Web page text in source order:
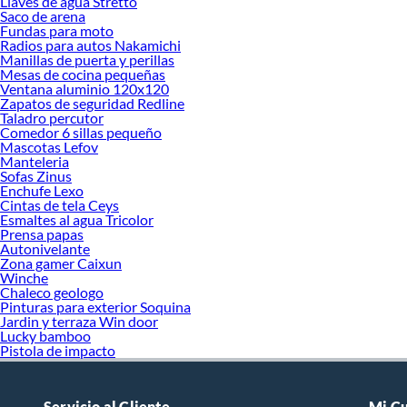
Saco de arena
Fundas para moto
Radios para autos Nakamichi
Manillas de puerta y perillas
Mesas de cocina pequeñas
Ventana aluminio 120x120
Zapatos de seguridad Redline
Taladro percutor
Comedor 6 sillas pequeño
Mascotas Lefov
Manteleria
Sofas Zinus
Enchufe Lexo
Cintas de tela Ceys
Esmaltes al agua Tricolor
Prensa papas
Autonivelante
Zona gamer Caixun
Winche
Chaleco geologo
Pinturas para exterior Soquina
Jardin y terraza Win door
Lucky bamboo
Pistola de impacto